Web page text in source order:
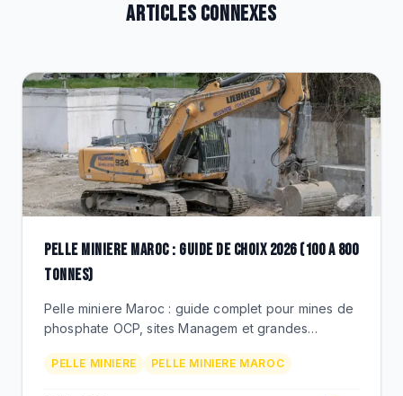
ARTICLES CONNEXES
PELLE MINIERE MAROC : GUIDE DE CHOIX 2026 (100 A 800
TONNES)
Pelle miniere Maroc : guide complet pour mines de
phosphate OCP, sites Managem et grandes
ou electrique, prix MAD, TCO, adequation pelle-
PELLE MINIERE PELLE MINIERE MAROC